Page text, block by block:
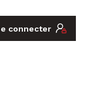
connecter